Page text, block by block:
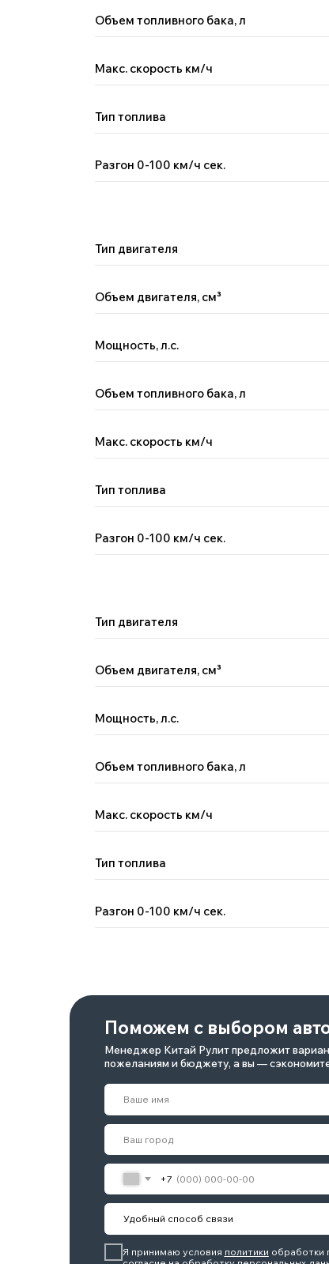
Объем топливного бака, л
Макс. скорость км/ч
Тип топлива
Разгон 0-100 км/ч сек.
Тип двигателя
Объем двигателя, см³
Мощность, л.с.
Объем топливного бака, л
Макс. скорость км/ч
Тип топлива
Разгон 0-100 км/ч сек.
Тип двигателя
Объем двигателя, см³
Мощность, л.с.
Объем топливного бака, л
Макс. скорость км/ч
Тип топлива
Разгон 0-100 км/ч сек.
Менеджер Китай Рулит предложит варианты по
пожеланиям и бюджету, а вы — сэкономите время